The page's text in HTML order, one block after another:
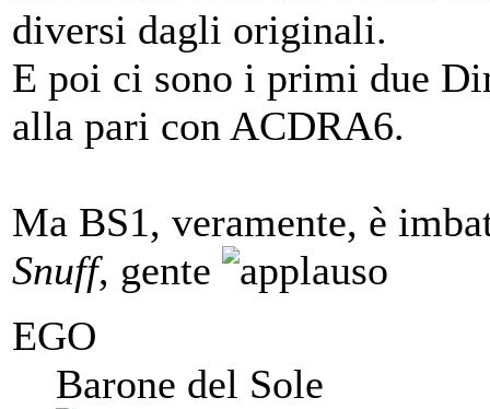
diversi dagli originali.
E poi ci sono i primi due
alla pari con ACDRA6.
Ma BS1, veramente, è
Snuff, gente
EGO
Barone del Sole